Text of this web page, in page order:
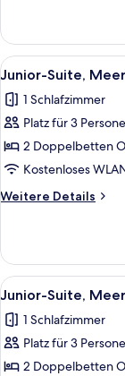
US)
anzeigen
Suite,
Meerseite
(Elite
B2C-
US)
Alle
Fotos
für
Junior-
Suite,
Meerblick
(Elite
Club,
US)
anzeigen
9
Junior-Suite,
1 Schlafzimmer
Platz für 3
2 Doppelbetten
Kostenloses
Weitere Details
Weitere
Suite,
Meerblick
(Elite
B2C-
US)
Alle
Fotos
für
Junior-
Suite,
6
Junior-Suite,
1 Schlafzimmer
Platz für 3
2 Doppelbetten